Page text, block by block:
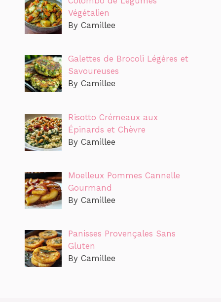
Végétalien
By Camillee
Galettes de Brocoli Légères et
Savoureuses
By Camillee
Risotto Crémeaux aux
Épinards et Chèvre
By Camillee
Moelleux Pommes Cannelle
Gourmand
By Camillee
Panisses Provençales Sans
Gluten
By Camillee